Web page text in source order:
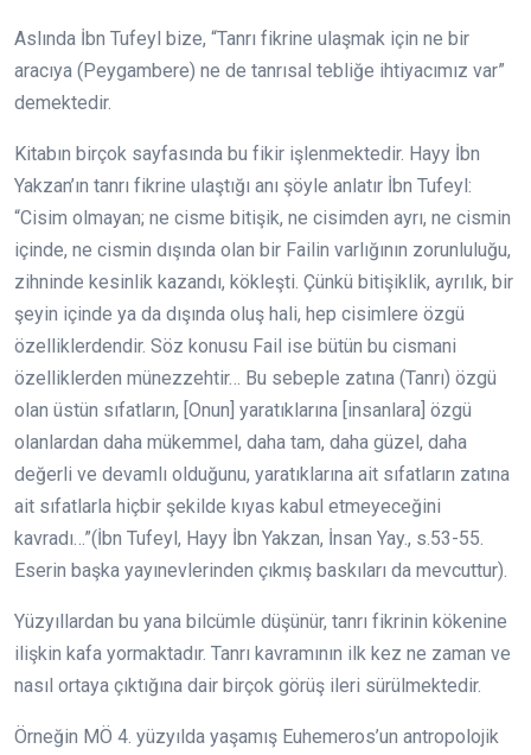
Aslında İbn Tufeyl bize, “Tanrı fikrine ulaşmak için ne bir
aracıya (Peygambere) ne de tanrısal tebliğe ihtiyacımız var”
demektedir.
Kitabın birçok sayfasında bu fikir işlenmektedir. Hayy İbn
Yakzan’ın tanrı fikrine ulaştığı anı şöyle anlatır İbn Tufeyl:
“Cisim olmayan; ne cisme bitişik, ne cisimden ayrı, ne cismin
içinde, ne cismin dışında olan bir Failin varlığının zorunluluğu,
zihninde kesinlik kazandı, kökleşti. Çünkü bitişiklik, ayrılık, bir
şeyin içinde ya da dışında oluş hali, hep cisimlere özgü
özelliklerdendir. Söz konusu Fail ise bütün bu cismani
özelliklerden münezzehtir… Bu sebeple zatına (Tanrı) özgü
olan üstün sıfatların, [Onun] yaratıklarına [insanlara] özgü
olanlardan daha mükemmel, daha tam, daha güzel, daha
değerli ve devamlı olduğunu, yaratıklarına ait sıfatların zatına
ait sıfatlarla hiçbir şekilde kıyas kabul etmeyeceğini
kavradı…”(İbn Tufeyl, Hayy İbn Yakzan, İnsan Yay., s.53-55.
Eserin başka yayınevlerinden çıkmış baskıları da mevcuttur).
Yüzyıllardan bu yana bilcümle düşünür, tanrı fikrinin kökenine
ilişkin kafa yormaktadır. Tanrı kavramının ilk kez ne zaman ve
nasıl ortaya çıktığına dair birçok görüş ileri sürülmektedir.
Örneğin MÖ 4. yüzyılda yaşamış Euhemeros’un antropolojik